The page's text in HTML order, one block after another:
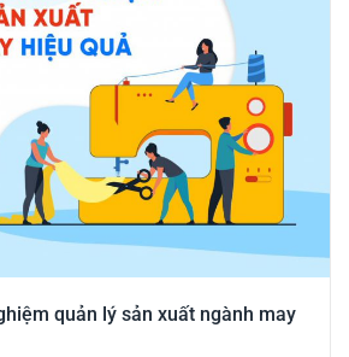
quản lý sản xuất ngành may